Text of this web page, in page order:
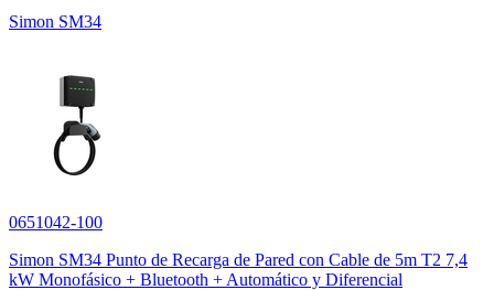
Simon SM34
0651042-100
Simon SM34 Punto de Recarga de Pared con Cable de 5m T2 7,4
kW Monofásico + Bluetooth + Automático y Diferencial